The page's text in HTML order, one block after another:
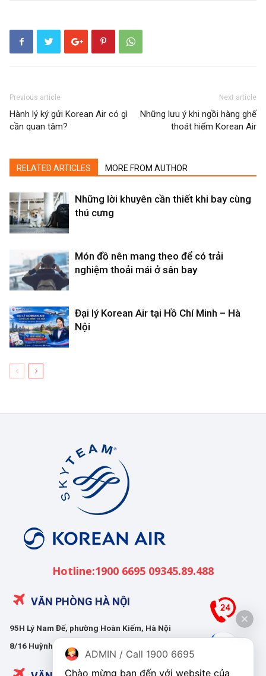
Previous article
Hành lý ký gửi Korean Air có gì
cần quan tâm?
Next article
Những lưu ý khi ngồi hàng ghế
thoát hiểm Korean Air
RELATED ARTICLES MORE FROM AUTHOR
Những lời khuyên cần thiết khi bay cùng
thú cưng
Món đồ nên mang theo để có trải
nghiệm thoải mái ở sân bay
Đại lý Korean Air tại Hồ Chí Minh – Hà
Nội
Hotline:1900 6695 09345.89.488
VĂN PHÒNG HÀ NỘI
95H Lý Nam Đế, phường Hoàn Kiếm, Hà Nội
8/16 Huỳnh Thúc Kháng, phường Giảng Võ, Hà Nội
ADMIN / Call 1900 6695
Chào mừng bạn đến với website của